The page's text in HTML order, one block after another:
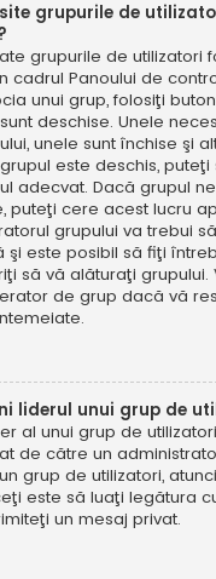
grupurile de
grupurile de utilizatori
cadrul Panoului de
unui grup, folosiţi
deschise. Unele
unele sunt închise şi
este deschis,
adecvat. Dacă grupul
puteţi cere acest lucru
grupului va trebui
şi este posibil să fiţi
să vă alăturaţi grupului.
de grup dacă vă
liderul unui grup de
al unui grup de
de către un
grup de utilizatori,
este să luaţi legătura
un mesaj privat.